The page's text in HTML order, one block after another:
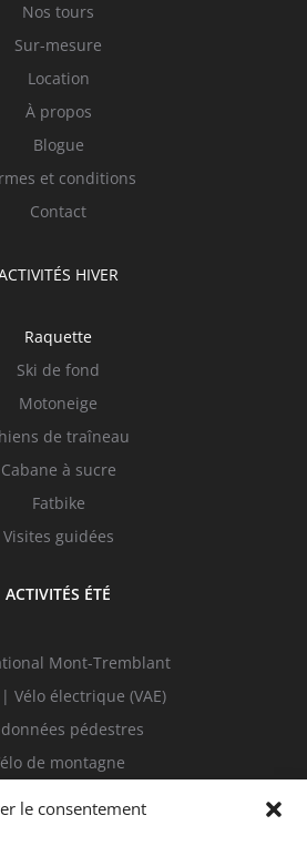
le consentement
Nos tours
Sur-mesure
Location
À propos
Blogue
et conditions
Contact
HIVER
Raquette
Ski de fond
Motoneige
de traîneau
Cabane à sucre
Fatbike
Visites guidées
ACTIVITÉS ÉTÉ
Mont-Tremblant
Vélo électrique (VAE)
pédestres
de montagne